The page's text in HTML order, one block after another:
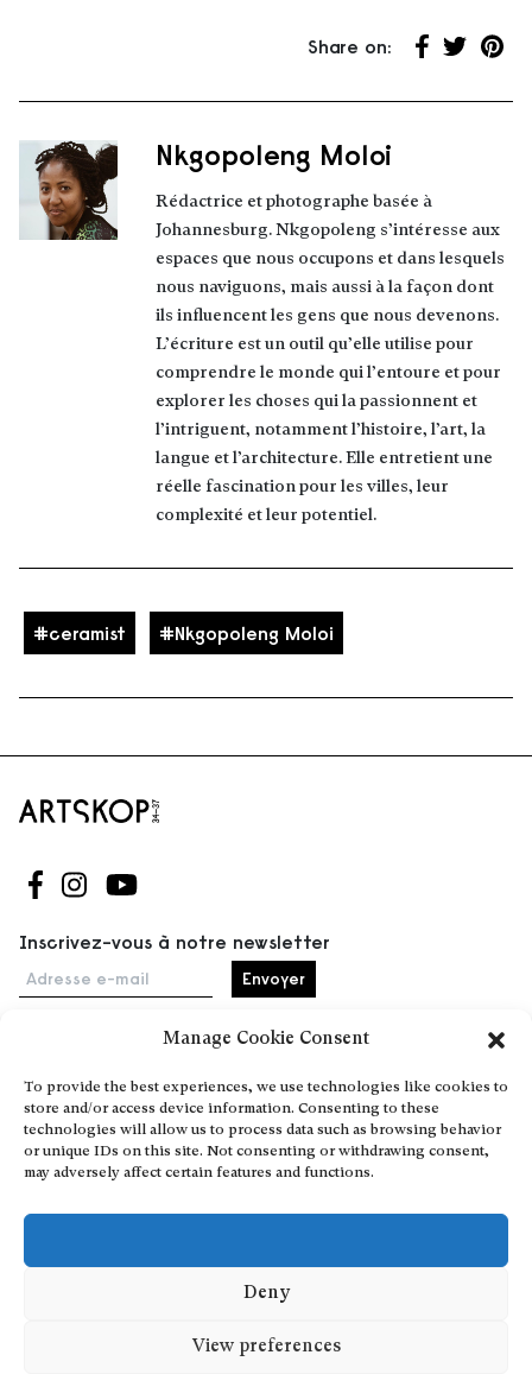
Manage Cookie Consent
To provide the best experiences, we use technologies like cookies to
store and/or access device information. Consenting to these
technologies will allow us to process data such as browsing behavior
or unique IDs on this site. Not consenting or withdrawing consent,
may adversely affect certain features and functions.
Deny
View preferences
Share on: Partager sur
Partager
À propos de l’auteur
Nkgopoleng Moloi
Rédactrice et photographe basée à
Johannesburg. Nkgopoleng s’intéresse aux
espaces que nous occupons et dans lesquels
nous naviguons, mais aussi à la façon dont
ils influencent les gens que nous devenons.
L’écriture est un outil qu’elle utilise pour
comprendre le monde qui l’entoure et pour
explorer les choses qui la passionnent et
l’intriguent, notamment l’histoire, l’art, la
langue et l’architecture. Elle entretient une
réelle fascination pour les villes, leur
complexité et leur potentiel.
ceramist Nkgopoleng Moloi
Suivez-nous sur Facebook
Suivez-nous sur Instagram
Suivez-nous sur Youtube
Inscrivez-vous à notre newsletter
Adresse e-mail
Accueil
Événements
À propos
Partenaires
Contact
Confidentialité et cookies
Devenez contributeur